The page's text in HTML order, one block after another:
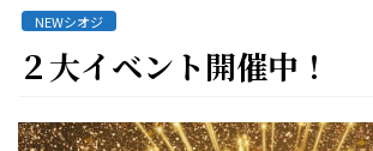
NEWシオジ
２大イベント開催中！